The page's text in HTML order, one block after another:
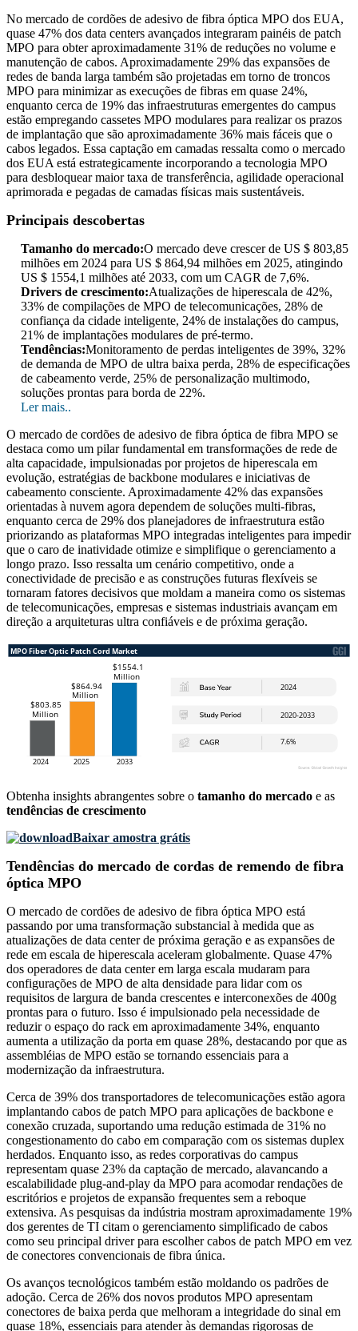
No mercado de cordões de adesivo de fibra óptica MPO dos EUA,
quase 47% dos data centers avançados integraram painéis de patch
MPO para obter aproximadamente 31% de reduções no volume e
manutenção de cabos. Aproximadamente 29% das expansões de
redes de banda larga também são projetadas em torno de troncos
MPO para minimizar as execuções de fibras em quase 24%,
enquanto cerca de 19% das infraestruturas emergentes do campus
estão empregando cassetes MPO modulares para realizar os prazos
de implantação que são aproximadamente 36% mais fáceis que o
cabos legados. Essa captação em camadas ressalta como o mercado
dos EUA está estrategicamente incorporando a tecnologia MPO
para desbloquear maior taxa de transferência, agilidade operacional
aprimorada e pegadas de camadas físicas mais sustentáveis.
Principais descobertas
Tamanho do mercado:O mercado deve crescer de US $ 803,85
milhões em 2024 para US $ 864,94 milhões em 2025, atingindo
US $ 1554,1 milhões até 2033, com um CAGR de 7,6%.
Drivers de crescimento:Atualizações de hiperescala de 42%,
33% de compilações de MPO de telecomunicações, 28% de
confiança da cidade inteligente, 24% de instalações do campus,
21% de implantações modulares de pré-termo.
Tendências:Monitoramento de perdas inteligentes de 39%, 32%
de demanda de MPO de ultra baixa perda, 28% de especificações
de cabeamento verde, 25% de personalização multimodo,
soluções prontas para borda de 22%.
Ler mais..
O mercado de cordões de adesivo de fibra óptica de fibra MPO se
destaca como um pilar fundamental em transformações de rede de
alta capacidade, impulsionadas por projetos de hiperescala em
evolução, estratégias de backbone modulares e iniciativas de
cabeamento consciente. Aproximadamente 42% das expansões
orientadas à nuvem agora dependem de soluções multi-fibras,
enquanto cerca de 29% dos planejadores de infraestrutura estão
priorizando as plataformas MPO integradas inteligentes para impedir
que o caro de inatividade otimize e simplifique o gerenciamento a
longo prazo. Isso ressalta um cenário competitivo, onde a
conectividade de precisão e as construções futuras flexíveis se
tornaram fatores decisivos que moldam a maneira como os sistemas
de telecomunicações, empresas e sistemas industriais avançam em
direção a arquiteturas ultra confiáveis ​​e de próxima geração.
Obtenha insights abrangentes sobre o tamanho do mercado e as
tendências de crescimento
Baixar amostra grátis
Tendências do mercado de cordas de remendo de fibra
óptica MPO
O mercado de cordões de adesivo de fibra óptica MPO está
passando por uma transformação substancial à medida que as
atualizações de data center de próxima geração e as expansões de
rede em escala de hiperescala aceleram globalmente. Quase 47%
dos operadores de data center em larga escala mudaram para
configurações de MPO de alta densidade para lidar com os
requisitos de largura de banda crescentes e interconexões de 400g
prontas para o futuro. Isso é impulsionado pela necessidade de
reduzir o espaço do rack em aproximadamente 34%, enquanto
aumenta a utilização da porta em quase 28%, destacando por que as
assembléias de MPO estão se tornando essenciais para a
modernização da infraestrutura.
Cerca de 39% dos transportadores de telecomunicações estão agora
implantando cabos de patch MPO para aplicações de backbone e
conexão cruzada, suportando uma redução estimada de 31% no
congestionamento do cabo em comparação com os sistemas duplex
herdados. Enquanto isso, as redes corporativas do campus
representam quase 23% da captação de mercado, alavancando a
escalabilidade plug-and-play da MPO para acomodar rendações de
escritórios e projetos de expansão frequentes sem a reboque
extensiva. As pesquisas da indústria mostram aproximadamente 19%
dos gerentes de TI citam o gerenciamento simplificado de cabos
como seu principal driver para escolher cabos de patch MPO em vez
de conectores convencionais de fibra única.
Os avanços tecnológicos também estão moldando os padrões de
adoção. Cerca de 26% dos novos produtos MPO apresentam
conectores de baixa perda que melhoram a integridade do sinal em
quase 18%, essenciais para atender às demandas rigorosas de